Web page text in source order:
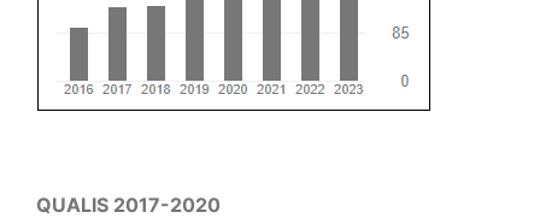
QUALIS 2017-2020